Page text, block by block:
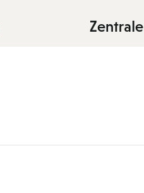
Zentrale